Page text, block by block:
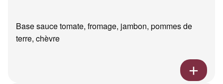
Base sauce tomate, fromage, jambon, pommes de
terre, chèvre